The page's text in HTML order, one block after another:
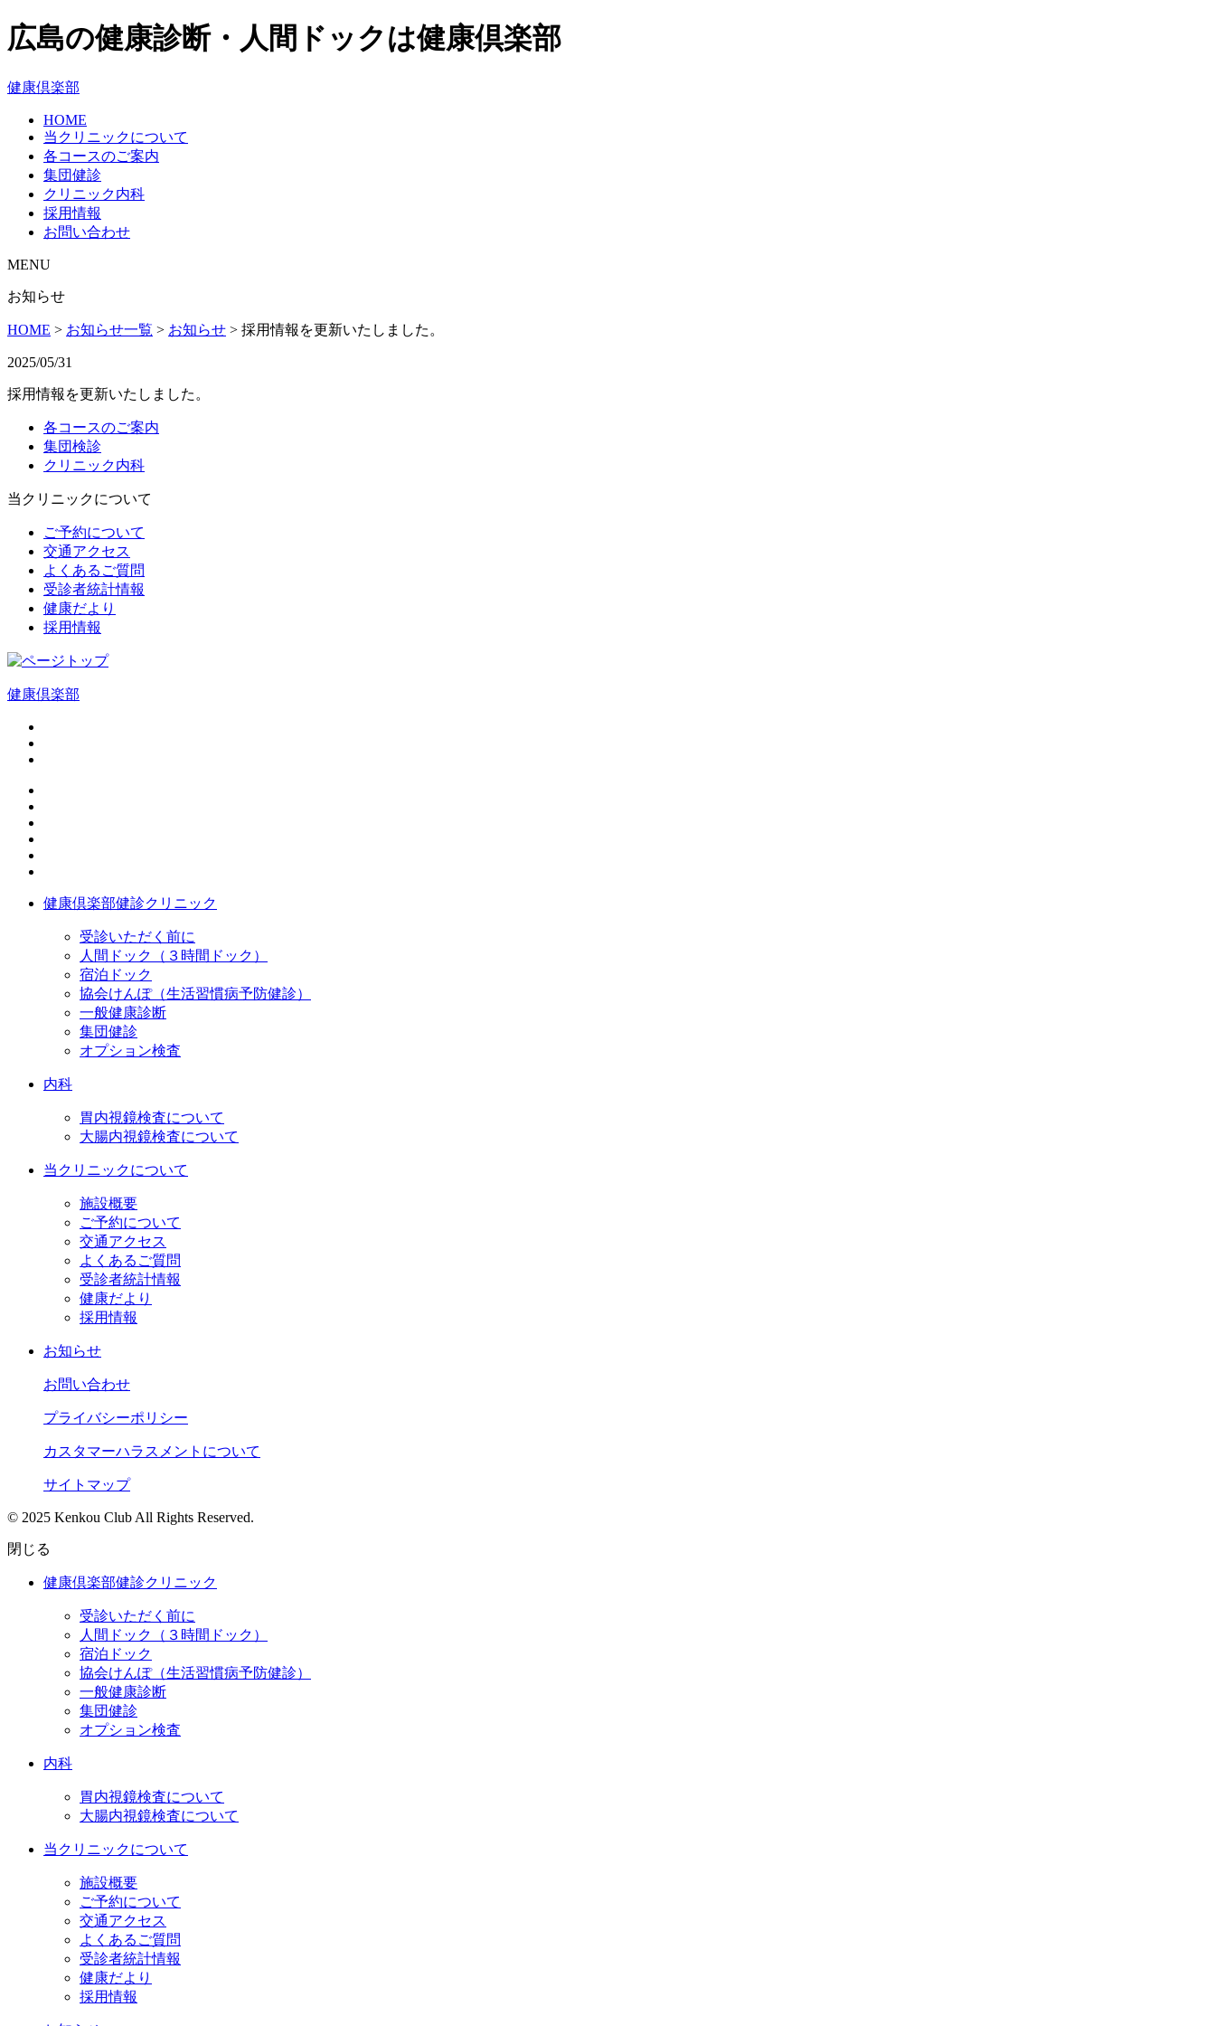
広島の健康診断・人間ドックは健康倶楽部
健康倶楽部
HOME
当クリニックについて
各コースのご案内
集団健診
クリニック内科
採用情報
お問い合わせ
MENU
お知らせ
HOME > お知らせ一覧 > お知らせ > 採用情報を更新いたしました。
2025/05/31
採用情報を更新いたしました。
各コースのご案内
集団検診
クリニック内科
当クリニックについて
ご予約について
交通アクセス
よくあるご質問
受診者統計情報
健康だより
採用情報
健康倶楽部
健康倶楽部健診クリニック
受診いただく前に
人間ドック（３時間ドック）
宿泊ドック
協会けんぽ（生活習慣病予防健診）
一般健康診断
集団健診
オプション検査
内科
胃内視鏡検査について
大腸内視鏡検査について
当クリニックについて
施設概要
ご予約について
交通アクセス
よくあるご質問
受診者統計情報
健康だより
採用情報
お知らせ
お問い合わせ
プライバシーポリシー
カスタマーハラスメントについて
サイトマップ
© 2025 Kenkou Club All Rights Reserved.
閉じる
健康倶楽部健診クリニック
受診いただく前に
人間ドック（３時間ドック）
宿泊ドック
協会けんぽ（生活習慣病予防健診）
一般健康診断
集団健診
オプション検査
内科
胃内視鏡検査について
大腸内視鏡検査について
当クリニックについて
施設概要
ご予約について
交通アクセス
よくあるご質問
受診者統計情報
健康だより
採用情報